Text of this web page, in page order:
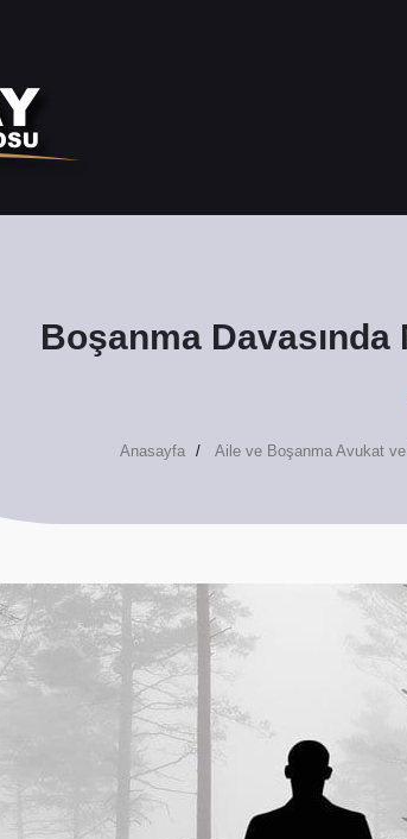
Boşanma Davasında
Anasayfa Aile ve Boşanma Avukat ve